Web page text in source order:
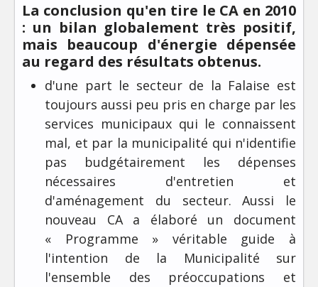
La conclusion qu'en tire le CA en 2010
: un bilan globalement très positif,
mais beaucoup d'énergie dépensée
au regard des résultats obtenus.
d'une part le secteur de la Falaise est
toujours aussi peu pris en charge par les
services municipaux qui le connaissent
mal, et par la municipalité qui n'identifie
pas budgétairement les dépenses
nécessaires d'entretien et
d'aménagement du secteur. Aussi le
nouveau CA a élaboré un document
« Programme » véritable guide à
l'intention de la Municipalité sur
l'ensemble des préoccupations et